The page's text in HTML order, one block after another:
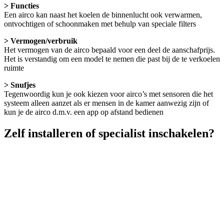
> Functies
Een airco kan naast het koelen de binnenlucht ook verwarmen,
ontvochtigen of schoonmaken met behulp van speciale filters
> Vermogen/verbruik
Het vermogen van de airco bepaald voor een deel de aanschafprijs.
Het is verstandig om een model te nemen die past bij de te verkoelen
ruimte
> Snufjes
Tegenwoordig kun je ook kiezen voor airco’s met sensoren die het
systeem alleen aanzet als er mensen in de kamer aanwezig zijn of
kun je de airco d.m.v. een app op afstand bedienen
Zelf installeren of specialist inschakelen?